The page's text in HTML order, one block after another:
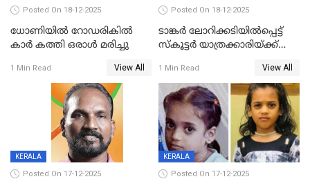
Posted On 18-12-2025
ധോണിയിൽ റോഡരികിൽ
കാർ കത്തി ഒരാൾ മരിച്ചു
1 Min Read View All
Posted On 18-12-2025
ടാങ്കർ ലോറിക്കടിയിൽപ്പെട്ട്
സ്കൂട്ടർ യാത്രക്കാരിയ്ക്ക്
കണ്ടോത്ത് ദേശീയ പാതയിൽ
1 Min Read View All
KERALA
Posted On 17-12-2025
KERALA
Posted On 17-12-2025